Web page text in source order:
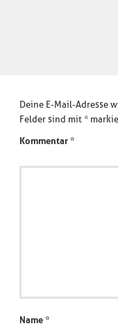
Deine E-Mail-Adresse
Felder sind mit *
Kommentar *
Name *